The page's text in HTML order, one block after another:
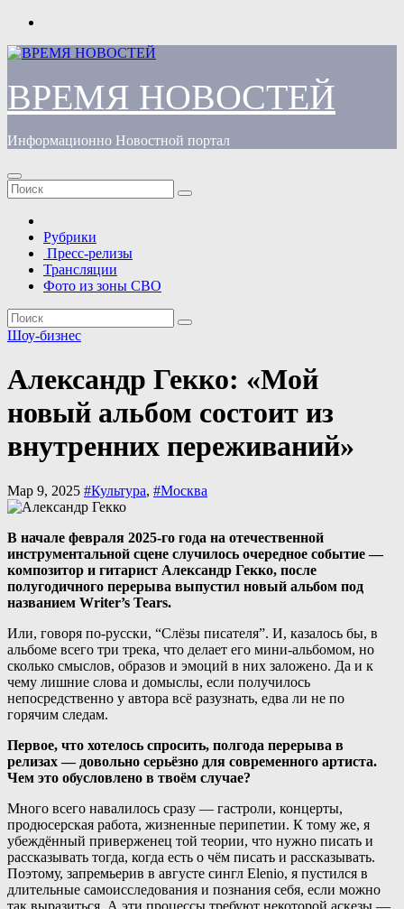
Перейти
содержимому
ВРЕМЯ НОВОСТЕЙ
Информационно Новостной портал
Рубрики
Пресс-релизы
Трансляции
Фото из зоны СВО
Шоу-бизнес
Александр Гекко: «Мой
новый альбом состоит из
внутренних переживаний»
Мар 9, 2025 #Культура, #Москва
В начале февраля 2025-го года на отечественной
инструментальной сцене случилось очередное событие —
композитор и гитарист Александр Гекко, после
полугодичного перерыва выпустил новый альбом под
названием Writer’s Tears.
Или, говоря по-русски, “Слёзы писателя”. И, казалось бы, в
альбоме всего три трека, что делает его мини-альбомом, но
сколько смыслов, образов и эмоций в них заложено. Да и к
чему лишние слова и домыслы, если получилось
непосредственно у автора всё разузнать, едва ли не по
горячим следам.
Первое, что хотелось спросить, полгода перерыва в
релизах — довольно серьёзно для современного артиста.
Чем это обусловлено в твоём случае?
Много всего навалилось сразу — гастроли, концерты,
продюсерская работа, жизненные перипетии. К тому же, я
убеждённый приверженец той теории, что нужно писать и
рассказывать тогда, когда есть о чём писать и рассказывать.
Поэтому, запремьерив в августе сингл Elenio, я пустился в
длительные самоисследования и познания себя, если можно
так выразиться. А эти процессы требуют некоторой аскезы —